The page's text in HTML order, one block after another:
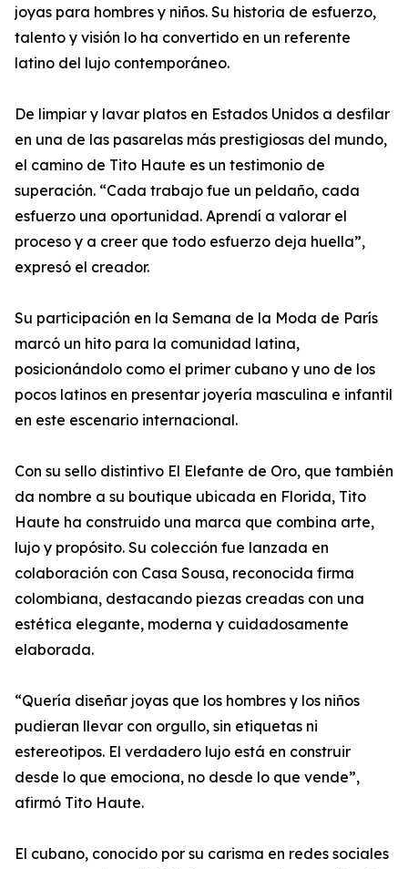
joyas para hombres y niños. Su historia de esfuerzo,
talento y visión lo ha convertido en un referente
latino del lujo contemporáneo.
De limpiar y lavar platos en Estados Unidos a desfilar
en una de las pasarelas más prestigiosas del mundo,
el camino de Tito Haute es un testimonio de
superación. “Cada trabajo fue un peldaño, cada
esfuerzo una oportunidad. Aprendí a valorar el
proceso y a creer que todo esfuerzo deja huella”,
expresó el creador.
Su participación en la Semana de la Moda de París
marcó un hito para la comunidad latina,
posicionándolo como el primer cubano y uno de los
pocos latinos en presentar joyería masculina e infantil
en este escenario internacional.
Con su sello distintivo El Elefante de Oro, que también
da nombre a su boutique ubicada en Florida, Tito
Haute ha construido una marca que combina arte,
lujo y propósito. Su colección fue lanzada en
colaboración con Casa Sousa, reconocida firma
colombiana, destacando piezas creadas con una
estética elegante, moderna y cuidadosamente
elaborada.
“Quería diseñar joyas que los hombres y los niños
pudieran llevar con orgullo, sin etiquetas ni
estereotipos. El verdadero lujo está en construir
desde lo que emociona, no desde lo que vende”,
afirmó Tito Haute.
El cubano, conocido por su carisma en redes sociales